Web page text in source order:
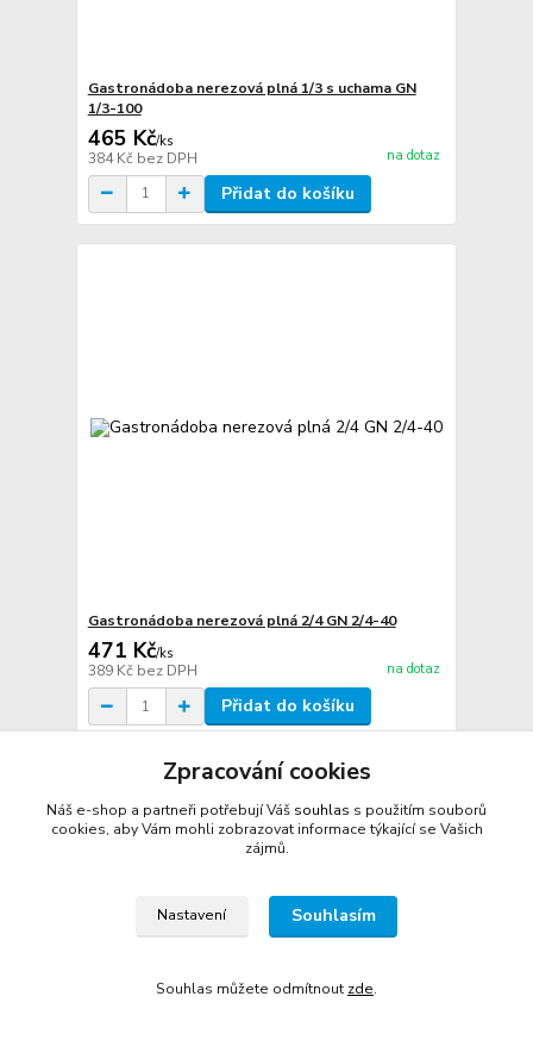
Gastronádoba nerezová plná 1/3 s uchama GN
1/3-100
465 Kč/ks
384 Kč bez DPH na dotaz
Přidat do košíku
Gastronádoba nerezová plná 2/4 GN 2/4-40
471 Kč/ks
389 Kč bez DPH na dotaz
Přidat do košíku
Zpracování cookies
Náš e-shop a partneři potřebují Váš souhlas s použitím souborů
cookies, aby Vám mohli zobrazovat informace týkající se Vašich
zájmů.
Nastavení Souhlasím
Souhlas můžete odmítnout zde.